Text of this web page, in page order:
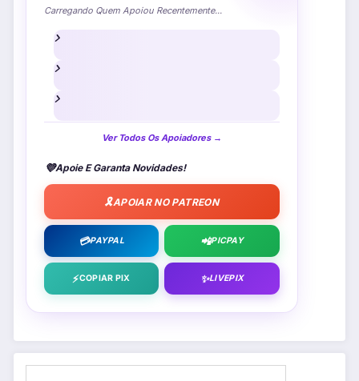
Carregando Quem Apoiou Recentemente...
Ver Todos Os Apoiadores →
💜Apoie E Garanta Novidades!
🎗️APOIAR NO PATREON
💳PAYPAL 📲PICPAY
⚡COPIAR PIX ✨LIVEPIX